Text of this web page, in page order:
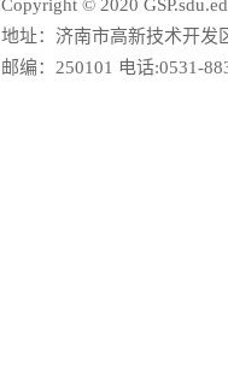
Copyright © 2020
地址：济南市高新技术开发
邮编：250101 电话:0531-